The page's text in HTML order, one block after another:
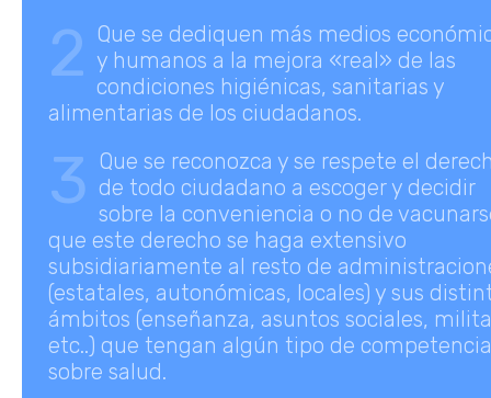
2 Que se dediquen más medios
y humanos a la mejora «real» de las
condiciones higiénicas, sanitarias y
alimentarias de los ciudadanos.
3
Que se reconozca y se respete el
de todo ciudadano a escoger y decidir
sobre la conveniencia o no de
que este derecho se haga extensivo
subsidiariamente al resto de
(estatales, autonómicas, locales) y sus
ámbitos (enseñanza, asuntos sociales,
etc..) que tengan algún tipo de competencia
sobre salud.